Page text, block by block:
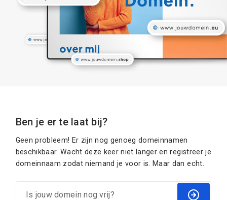
Ben je er te laat bij?
Geen probleem! Er zijn nog genoeg domeinnamen
beschikbaar. Wacht deze keer niet langer en registreer je
domeinnaam zodat niemand je voor is. Maar dan echt.